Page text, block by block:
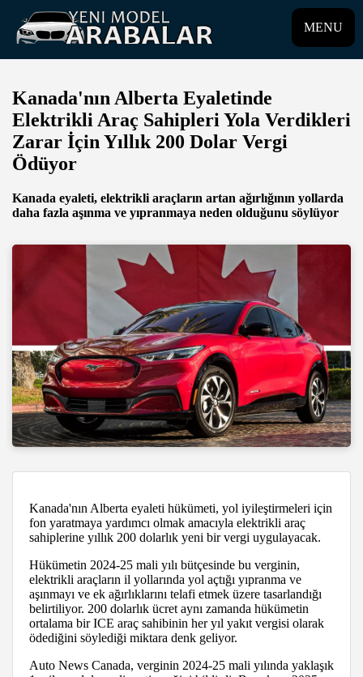
MENU
Kanada'nın Alberta Eyaletinde
Elektrikli Araç Sahipleri Yola Verdikleri
Zarar İçin Yıllık 200 Dolar Vergi
Ödüyor
Kanada eyaleti, elektrikli araçların artan ağırlığının yollarda
daha fazla aşınma ve yıpranmaya neden olduğunu söylüyor
Kanada'nın Alberta eyaleti hükümeti, yol iyileştirmeleri için
fon yaratmaya yardımcı olmak amacıyla elektrikli araç
sahiplerine yıllık 200 dolarlık yeni bir vergi uygulayacak.
Hükümetin 2024-25 mali yılı bütçesinde bu verginin,
elektrikli araçların il yollarında yol açtığı yıpranma ve
aşınmayı ve ek ağırlıklarını telafi etmek üzere tasarlandığı
belirtiliyor. 200 dolarlık ücret aynı zamanda hükümetin
ortalama bir ICE araç sahibinin her yıl yakıt vergisi olarak
ödediğini söylediği miktara denk geliyor.
Auto News Canada, verginin 2024-25 mali yılında yaklaşık